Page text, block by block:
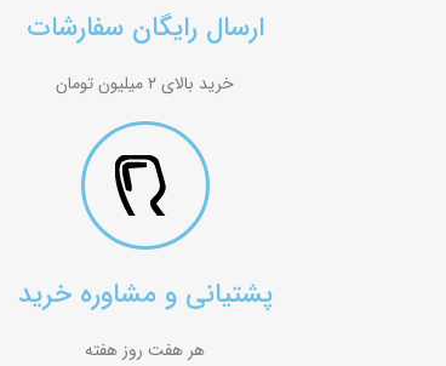
ارسال رایگان سفارشات
خرید بالای ۲ میلیون تومان
پشتیانی و مشاوره خرید
هر هفت روز هفته